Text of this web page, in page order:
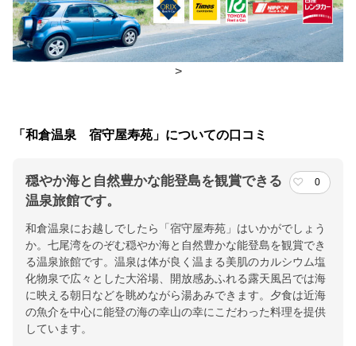
朝食 個室、食事処
夕食 個室、食事処
JR七尾線『和倉温泉駅』下車、旅館送迎バスで５分/北陸道金沢森
本IC下車～のと里山海道経由能越道『和倉IC』下車１０分
提供：楽天トラベル
楽天トラベルで
>
「和倉温泉 宿守屋寿苑」についての口コミ
穏やか海と自然豊かな能登島を観賞できる
温泉旅館です。
0
和倉温泉にお越しでしたら「宿守屋寿苑」はいかがでしょう
か。七尾湾をのぞむ穏やか海と自然豊かな能登島を観賞でき
る温泉旅館です。温泉は体が良く温まる美肌のカルシウム塩
化物泉で広々とした大浴場、開放感あふれる露天風呂では海
に映える朝日などを眺めながら湯あみできます。夕食は近海
の魚介を中心に能登の海の幸山の幸にこだわった料理を提供
しています。